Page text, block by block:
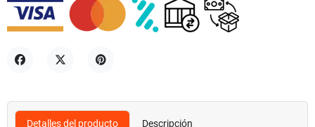
Detalles del producto Descripción